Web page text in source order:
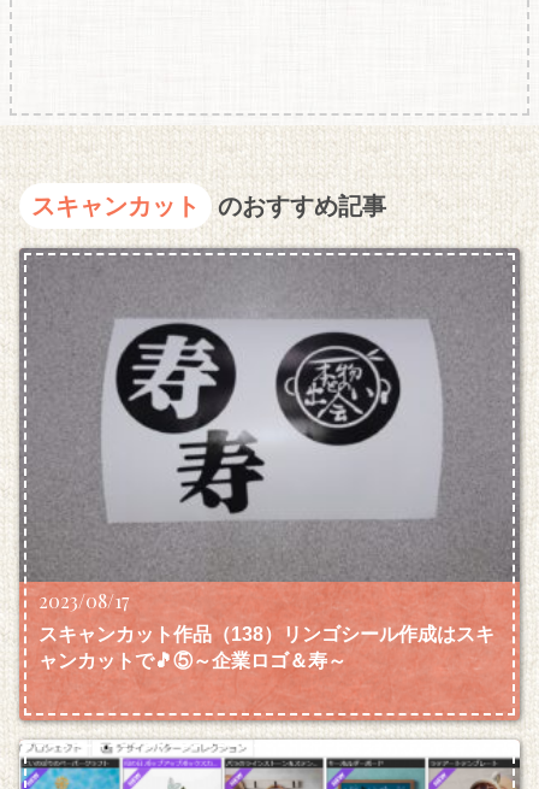
スキャンカット のおすすめ記事
2023/08/17
スキャンカット作品（138）リンゴシール作成はスキ
ャンカットで🎵⑤～企業ロゴ＆寿～